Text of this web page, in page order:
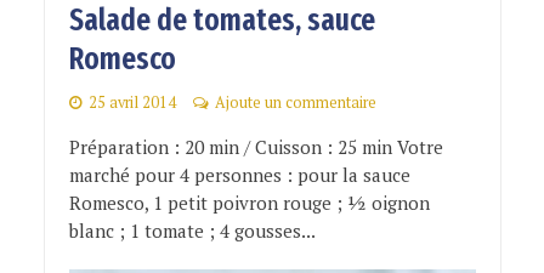
Salade de tomates, sauce
Romesco
25 avril 2014 Ajoute un commentaire
Préparation : 20 min / Cuisson : 25 min Votre
marché pour 4 personnes : pour la sauce
Romesco, 1 petit poivron rouge ; ½ oignon
blanc ; 1 tomate ; 4 gousses...